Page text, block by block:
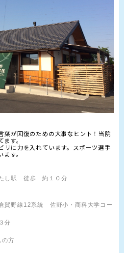
葉が回復のための大事なヒント！当院
す。
リに力を入れています。スポーツ選手
す。
し駅　徒歩　約１０分
賀野線12系統　佐野小・商科大学コー
分
の方